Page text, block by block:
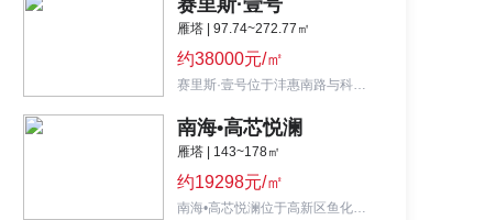
赛里斯·壹号
雁塔 | 97.74~272.77㎡
约38000元/㎡
赛里斯·壹号位于沣惠南路与科技五路交汇处西南,高新商业综合体楼盘
南海•高芯悦澜
雁塔 | 143~178㎡
约19298元/㎡
南海•高芯悦澜位于高新区鱼化寨版块，主力产品为高层，主打大平层，面积区间143-178㎡。